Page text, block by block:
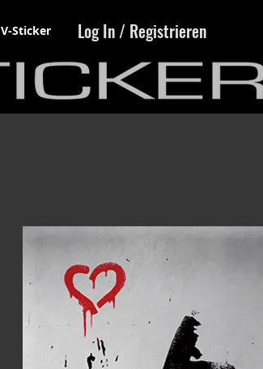
V-Sticker Log In / Registrieren